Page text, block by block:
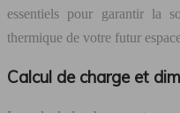
essentiels pour garantir la
thermique de votre futur
Calcul de charge et